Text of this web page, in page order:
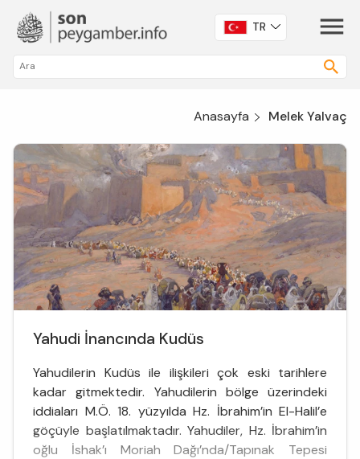
TR
Anasayfa Melek Yalvaç
Yahudi İnancında Kudüs
Yahudilerin Kudüs ile ilişkileri çok eski tarihlere
kadar gitmektedir. Yahudilerin bölge üzerindeki
iddiaları M.Ö. 18. yüzyılda Hz. İbrahim’in El-Halil’e
göçüyle başlatılmaktadır. Yahudiler, Hz. İbrahim’in
oğlu İshak’ı Moriah Dağı’nda/Tapınak Tepesi